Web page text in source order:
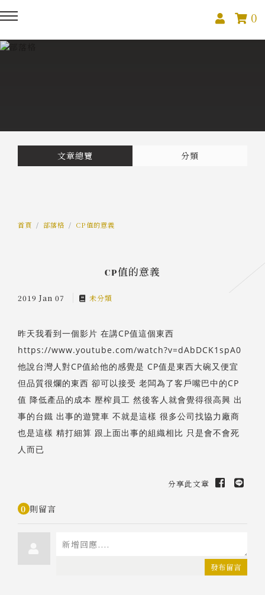
0
預約服務
影像紀錄
我的作品
文章總覽 分類
首頁 部落格 CP值的意義
CP值的意義
2019 Jan 07 未分類
昨天我看到一個影片 在講CP值這個東西
https://www.youtube.com/watch?v=dAbDCK1spA0
他說台灣人對CP值給他的感覺是 CP值是東西大碗又便宜
但品質很爛的東西 卻可以接受 老闆為了客戶嘴巴中的CP
值 降低產品的成本 壓榨員工 然後客人就會覺得很高興 出
事的台鐵 出事的遊覽車 不就是這樣 很多公司找協力廠商
也是這樣 精打細算 跟上面出事的組織相比 只是會不會死
人而已
分享此文章
0 則留言
發布留言